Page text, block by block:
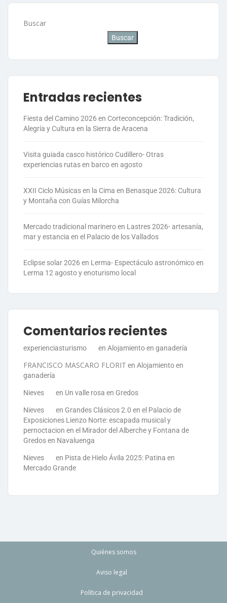
Buscar
Buscar
Entradas recientes
Fiesta del Camino 2026 en Corteconcepción: Tradición,
Alegría y Cultura en la Sierra de Aracena
Visita guiada casco histórico Cudillero- Otras
experiencias rutas en barco en agosto
XXII Ciclo Músicas en la Cima en Benasque 2026: Cultura
y Montaña con Guías Milorcha
Mercado tradicional marinero en Lastres 2026- artesanía,
mar y estancia en el Palacio de los Vallados
Eclipse solar 2026 en Lerma- Espectáculo astronómico en
Lerma 12 agosto y enoturismo local
Comentarios recientes
experienciasturismo en Alojamiento en ganadería
FRANCISCO MASCARO FLORIT en Alojamiento en
ganadería
Nieves en Un valle rosa en Gredos
Nieves en Grandes Clásicos 2.0 en el Palacio de
Exposiciones Lienzo Norte: escapada musical y
pernoctacion en el Mirador del Alberche y Fontana de
Gredos en Navaluenga
Nieves en Pista de Hielo Ávila 2025: Patina en
Mercado Grande
Quiénes somos
Aviso legal
Política de privacidad